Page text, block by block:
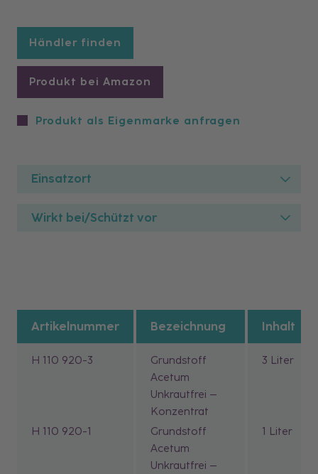
Händler finden
Produkt bei Amazon
Produkt als Eigenmarke anfragen
Einsatzort
Wirkt bei/Schützt vor
Artikelnummer Bezeichnung Inhalt
H 110 920-3
Grundstoff
Acetum
Unkrautfrei –
Konzentrat
3 Liter
H 110 920-1
Grundstoff
Acetum
Unkrautfrei –
1 Liter